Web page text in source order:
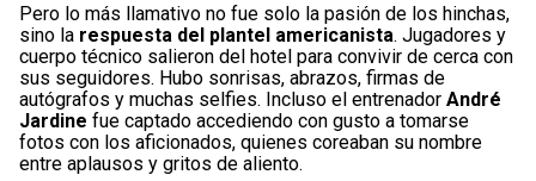
Pero lo más llamativo no fue solo la pasión de los hinchas,
sino la respuesta del plantel americanista. Jugadores y
cuerpo técnico salieron del hotel para convivir de cerca con
sus seguidores. Hubo sonrisas, abrazos, firmas de
autógrafos y muchas selfies. Incluso el entrenador André
Jardine fue captado accediendo con gusto a tomarse
fotos con los aficionados, quienes coreaban su nombre
entre aplausos y gritos de aliento.